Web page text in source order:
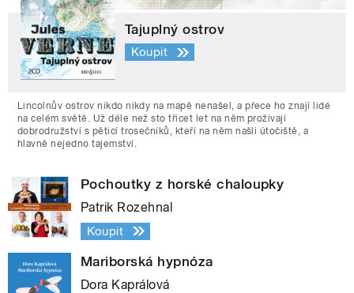
Tajuplný ostrov
Koupit
Lincolnův ostrov nikdo nikdy na mapě nenašel, a přece ho znají lidé
na celém světě. Už déle než sto třicet let na něm prožívají
dobrodružství s pěticí trosečníků, kteří na něm našli útočiště, a
hlavně nejedno tajemství.
Pochoutky z horské chaloupky
Patrik Rozehnal
Koupit
Mariborská hypnóza
Dora Kaprálová